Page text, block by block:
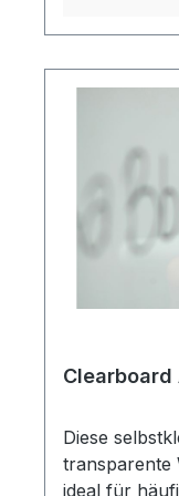
Clearboard
Diese
transparente
ideal für